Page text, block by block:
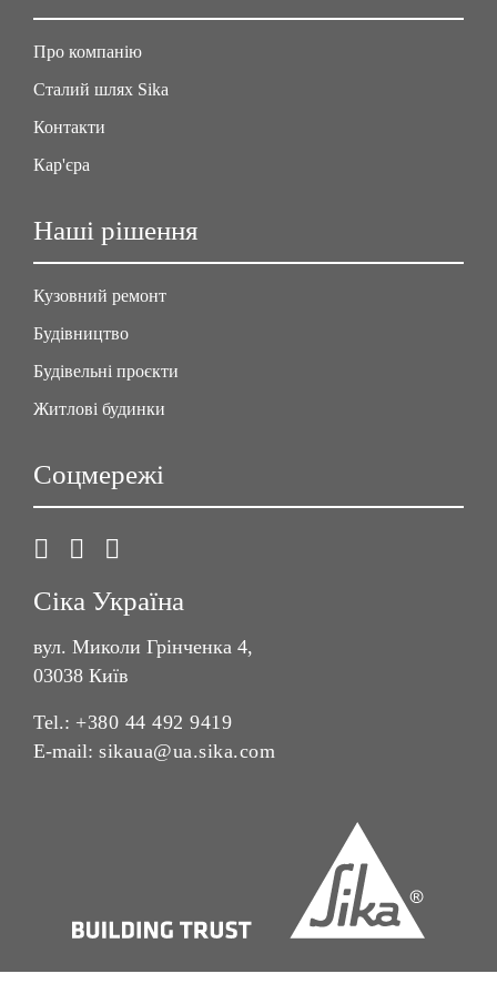
Про компанію
Сталий шлях Sika
Контакти
Кар'єра
Наші рішення
Кузовний ремонт
Будівництво
Будівельні проєкти
Житлові будинки
Соцмережі
Сіка Україна
вул. Миколи Грінченка 4,
03038 Київ
Tel.: +380 44 492 9419
E-mail: sikaua@ua.sika.com